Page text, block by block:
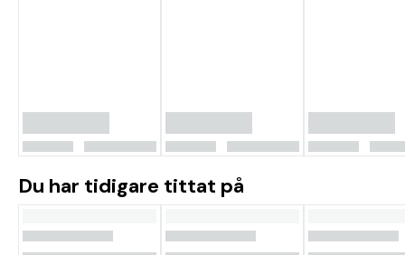
Du har tidigare tittat på